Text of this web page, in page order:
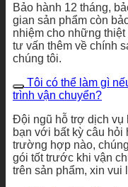
Bảo hành 12 tháng,
gian sản phẩm còn
nhiệm cho những
tư vấn thêm về chính
chúng tôi.
Tôi có thể làm gì
trình vận chuyển?
Đội ngũ hỗ trợ dịch vụ
bạn với bất kỳ câu hỏi
trường hợp nào,
gói tốt trước khi vận
trên sản phẩm, xin vui